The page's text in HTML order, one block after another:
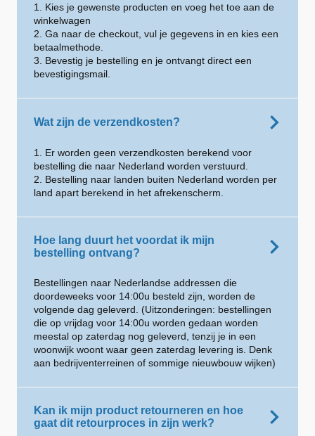
1. Kies je gewenste producten en voeg het toe aan de
winkelwagen
2. Ga naar de checkout, vul je gegevens in en kies een
betaalmethode.
3. Bevestig je bestelling en je ontvangt direct een
bevestigingsmail.
Wat zijn de verzendkosten?
1. Er worden geen verzendkosten berekend voor
bestelling die naar Nederland worden verstuurd.
2. Bestelling naar landen buiten Nederland worden per
land apart berekend in het afrekenscherm.
Hoe lang duurt het voordat ik mijn
bestelling ontvang?
Bestellingen naar Nederlandse addressen die
doordeweeks voor 14:00u besteld zijn, worden de
volgende dag geleverd. (Uitzonderingen: bestellingen
die op vrijdag voor 14:00u worden gedaan worden
meestal op zaterdag nog geleverd, tenzij je in een
woonwijk woont waar geen zaterdag levering is. Denk
aan bedrijventerreinen of sommige nieuwbouw wijken)
Kan ik mijn product retourneren en hoe
gaat dit retourproces in zijn werk?